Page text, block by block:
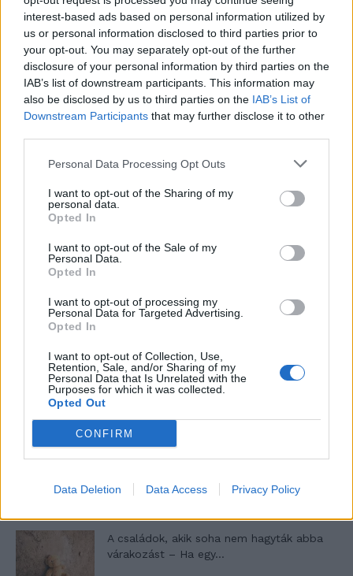
interest-based ads based on personal information utilized by
us or personal information disclosed to third parties prior to
your opt-out. You may separately opt-out of the further
disclosure of your personal information by third parties on the
IAB’s list of downstream participants. This information may
also be disclosed by us to third parties on the IAB’s List of
Downstream Participants that may further disclose it to other
Personal Data Processing Opt Outs
I want to opt-out of the Sharing of my
personal data.
Opted In
I want to opt-out of the Sale of my
Personal Data.
Opted In
I want to opt-out of processing my
Personal Data for Targeted Advertising.
Opted In
I want to opt-out of Collection, Use,
Retention, Sale, and/or Sharing of my
Personal Data that Is Unrelated with the
Purposes for which it was collected.
Opted Out
CONFIRM
Data Deletion Data Access Privacy Policy
T. Barnett: Gyilkosság a Garda-tónál 12.
rész
T. szereti a fiatal lányokat 13. rész
Minka 10. rész
Máltai kaland 7.
10 tanács, ha jobban akarod érezni magad
Egy ház, amely a tengerre és a fényre
A családok, akik soha nem hagyták abba
várakozást – Ha egy...